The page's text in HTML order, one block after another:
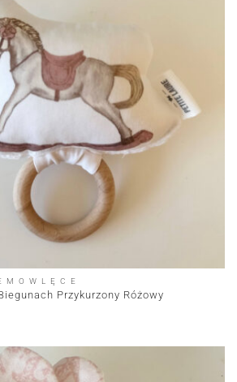
Przykurzony Różowy